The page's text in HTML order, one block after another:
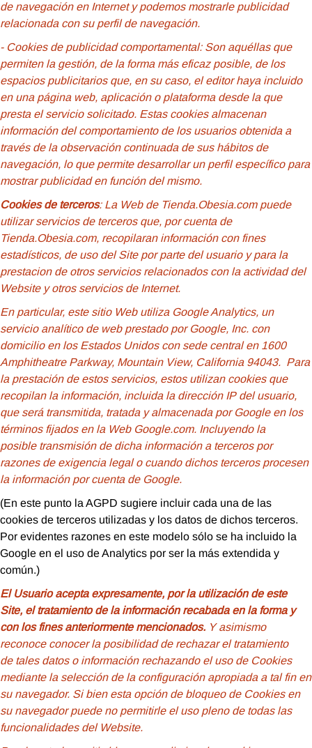
de navegación en Internet y podemos mostrarle publicidad
relacionada con su perfil de navegación.
- Cookies de publicidad comportamental: Son aquéllas que
permiten la gestión, de la forma más eficaz posible, de los
espacios publicitarios que, en su caso, el editor haya incluido
en una página web, aplicación o plataforma desde la que
presta el servicio solicitado. Estas cookies almacenan
información del comportamiento de los usuarios obtenida a
través de la observación continuada de sus hábitos de
navegación, lo que permite desarrollar un perfil específico para
mostrar publicidad en función del mismo.
Cookies de terceros: La Web de Tienda.Obesia.com puede
utilizar servicios de terceros que, por cuenta de
Tienda.Obesia.com, recopilaran información con fines
estadísticos, de uso del Site por parte del usuario y para la
prestacion de otros servicios relacionados con la actividad del
Website y otros servicios de Internet.
En particular, este sitio Web utiliza Google Analytics, un
servicio analítico de web prestado por Google, Inc. con
domicilio en los Estados Unidos con sede central en 1600
Amphitheatre Parkway, Mountain View, California 94043. Para
la prestación de estos servicios, estos utilizan cookies que
recopilan la información, incluida la dirección IP del usuario,
que será transmitida, tratada y almacenada por Google en los
términos fijados en la Web Google.com. Incluyendo la
posible transmisión de dicha información a terceros por
razones de exigencia legal o cuando dichos terceros procesen
la información por cuenta de Google.
(En este punto la AGPD sugiere incluir cada una de las
cookies de terceros utilizadas y los datos de dichos terceros.
Por evidentes razones en este modelo sólo se ha incluido la
Google en el uso de Analytics por ser la más extendida y
común.)
El Usuario acepta expresamente, por la utilización de este
Site, el tratamiento de la información recabada en la forma y
con los fines anteriormente mencionados. Y asimismo
reconoce conocer la posibilidad de rechazar el tratamiento
de tales datos o información rechazando el uso de Cookies
mediante la selección de la configuración apropiada a tal fin en
su navegador. Si bien esta opción de bloqueo de Cookies en
su navegador puede no permitirle el uso pleno de todas las
funcionalidades del Website.